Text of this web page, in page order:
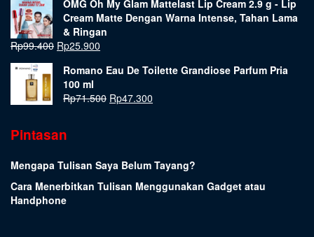
OMG Oh My Glam Mattelast Lip Cream 2.9 g - Lip
Cream Matte Dengan Warna Intense, Tahan Lama
& Ringan
Rp99.400 Rp25.900
Romano Eau De Toilette Grandiose Parfum Pria
100 ml
Rp71.500 Rp47.300
Pintasan
Mengapa Tulisan Saya Belum Tayang?
Cara Menerbitkan Tulisan Menggunakan Gadget atau
Handphone